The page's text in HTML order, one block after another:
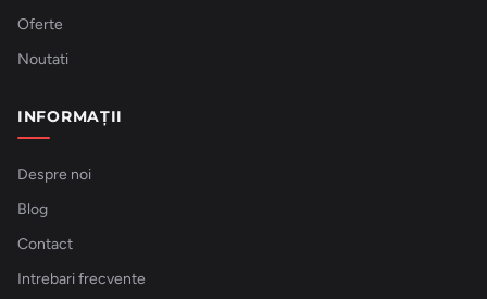
Oferte
Noutati
INFORMAȚII
Despre noi
Blog
Contact
Intrebari frecvente